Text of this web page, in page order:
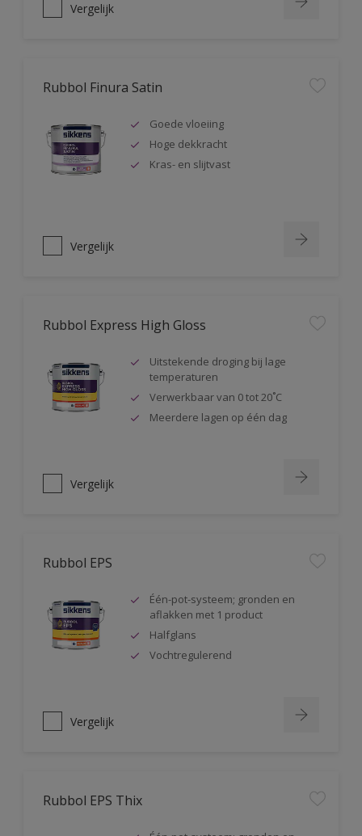
Vergelijk
Rubbol Finura Satin
Goede vloeiing
Hoge dekkracht
Kras- en slijtvast
Vergelijk
Rubbol Express High Gloss
Uitstekende droging bij lage
temperaturen
Verwerkbaar van 0 tot 20˚C
Meerdere lagen op één dag
Vergelijk
Rubbol EPS
Één-pot-systeem; gronden en
aflakken met 1 product
Halfglans
Vochtregulerend
Vergelijk
Rubbol EPS Thix